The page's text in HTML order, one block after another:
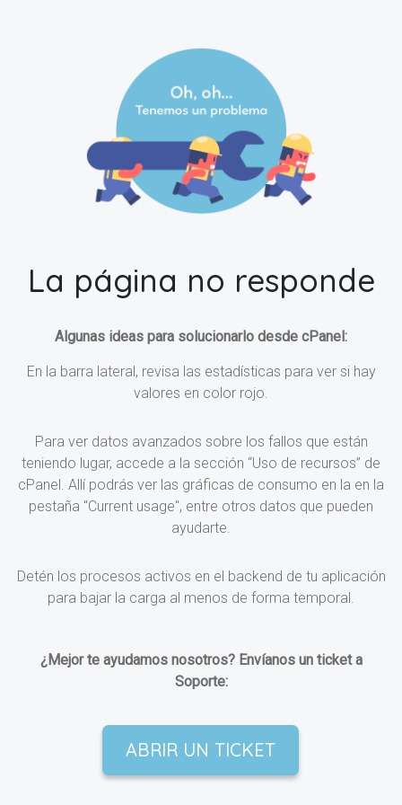
La página no responde
Algunas ideas para solucionarlo desde cPanel:
En la barra lateral, revisa las estadísticas para ver si hay
valores en color rojo.
Para ver datos avanzados sobre los fallos que están
teniendo lugar, accede a la sección “Uso de recursos” de
cPanel. Allí podrás ver las gráficas de consumo en la en la
pestaña "Current usage", entre otros datos que pueden
ayudarte.
Detén los procesos activos en el backend de tu aplicación
para bajar la carga al menos de forma temporal.
¿Mejor te ayudamos nosotros? Envíanos un ticket a
Soporte:
ABRIR UN TICKET